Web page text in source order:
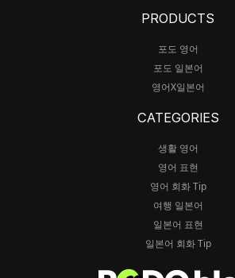
PRODUCTS
포도 영어
포도 일본어
영어X일본어
CATEGORIES
생활 영어
영어 표현
영어 회화 Tip
여행 일본어
일본어 표현
일본어 회화 Tip